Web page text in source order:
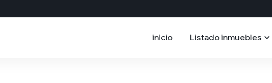
inicio Listado inmuebles